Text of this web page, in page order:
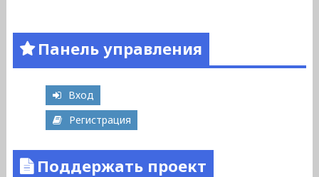
Панель управления
Вход
Регистрация
Поддержать проект